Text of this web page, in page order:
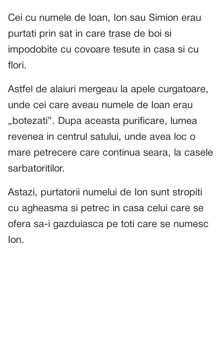
Cei cu numele de Ioan, Ion sau Simion erau
purtati prin sat in care trase de boi si
impodobite cu covoare tesute in casa si cu
flori.
Astfel de alaiuri mergeau la apele curgatoare,
unde cei care aveau numele de Ioan erau
„botezati”. Dupa aceasta purificare, lumea
revenea in centrul satului, unde avea loc o
mare petrecere care continua seara, la casele
sarbatoritilor.
Astazi, purtatorii numelui de Ion sunt stropiti
cu agheasma si petrec in casa celui care se
ofera sa-i gazduiasca pe toti care se numesc
Ion.